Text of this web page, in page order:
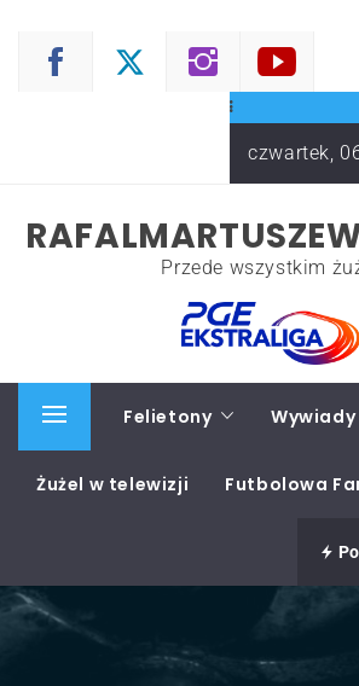
czwartek,
Przede wszystkim
Primary
Start Felietony Wywiady
Żużel w telewizji Futbolowa